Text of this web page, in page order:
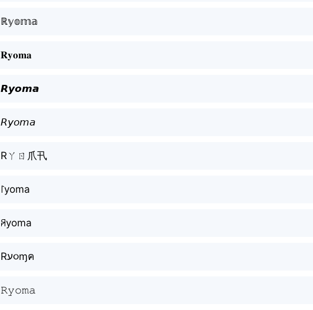
ℝ𝕪𝕠𝕞𝕒
𝐑𝐲𝐨𝐦𝐚
𝙍𝙮𝙤𝙢𝙖
𝘙𝘺𝘰𝘮𝘢
Rㄚㄖ爪卂
꒓yoma
ꋪyoma
Rע૦ɱค
𝚁𝚢𝚘𝚖𝚊